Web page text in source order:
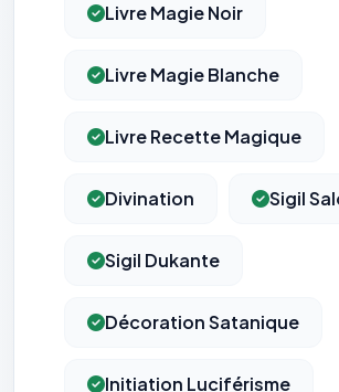
Livre Magie Noir
Livre Magie Blanche
Livre Recette Magique
Divination Sigil
Sigil Dukante
Décoration Satanique
Initiation Luciférisme